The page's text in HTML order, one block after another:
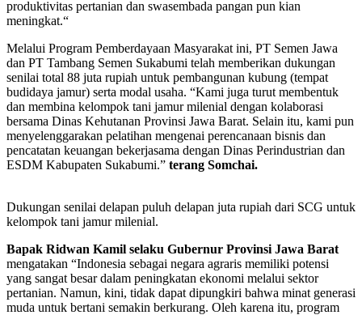
produktivitas pertanian dan swasembada pangan pun kian
meningkat.“
Melalui Program Pemberdayaan Masyarakat ini, PT Semen Jawa
dan PT Tambang Semen Sukabumi telah memberikan dukungan
senilai total 88 juta rupiah untuk pembangunan kubung (tempat
budidaya jamur) serta modal usaha. “Kami juga turut membentuk
dan membina kelompok tani jamur milenial dengan kolaborasi
bersama Dinas Kehutanan Provinsi Jawa Barat. Selain itu, kami pun
menyelenggarakan pelatihan mengenai perencanaan bisnis dan
pencatatan keuangan bekerjasama dengan Dinas Perindustrian dan
ESDM Kabupaten Sukabumi.” terang Somchai.
Dukungan senilai delapan puluh delapan juta rupiah dari SCG untuk
kelompok tani jamur milenial.
Bapak Ridwan Kamil selaku Gubernur Provinsi Jawa Barat
mengatakan “Indonesia sebagai negara agraris memiliki potensi
yang sangat besar dalam peningkatan ekonomi melalui sektor
pertanian. Namun, kini, tidak dapat dipungkiri bahwa minat generasi
muda untuk bertani semakin berkurang. Oleh karena itu, program